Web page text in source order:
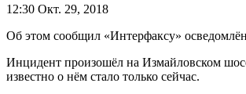
12:30 Окт. 29, 2018
Об этом сообщил «Интерфаксу»
Инцидент произошёл на Измайловском
известно о нём стало только сейчас.